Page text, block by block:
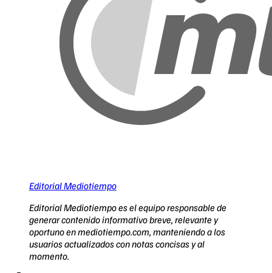
Editorial Mediotiempo
Editorial Mediotiempo es el equipo responsable de
generar contenido informativo breve, relevante y
oportuno en mediotiempo.com, manteniendo a los
usuarios actualizados con notas concisas y al
momento.